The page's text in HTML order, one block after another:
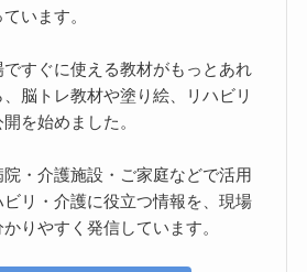
います。
すぐに使える教材がもっとあれ
脳トレ教材や塗り絵、リハビリ
を始めました。
・介護施設・ご家庭などで活用
リ・介護に役立つ情報を、現場
りやすく発信しています。